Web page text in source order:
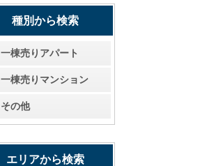
種別から検索
一棟売りアパート
一棟売りマンション
その他
エリアから検索